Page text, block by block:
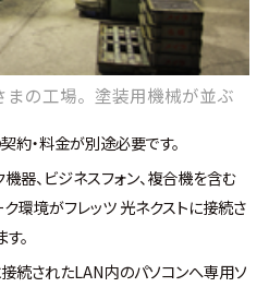
の工場。塗装用機械が並ぶ
約・料金が別途必要です。
機器、ビジネスフォン、複合機を含む
環境がフレッツ 光ネクストに接続さ
。
接続されたLAN内のパソコンへ専用ソ